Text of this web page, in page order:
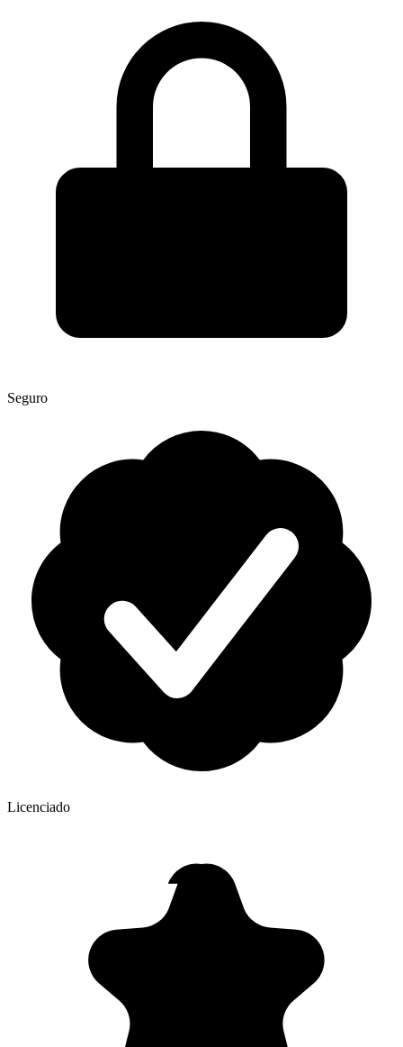
Seguro
Licenciado